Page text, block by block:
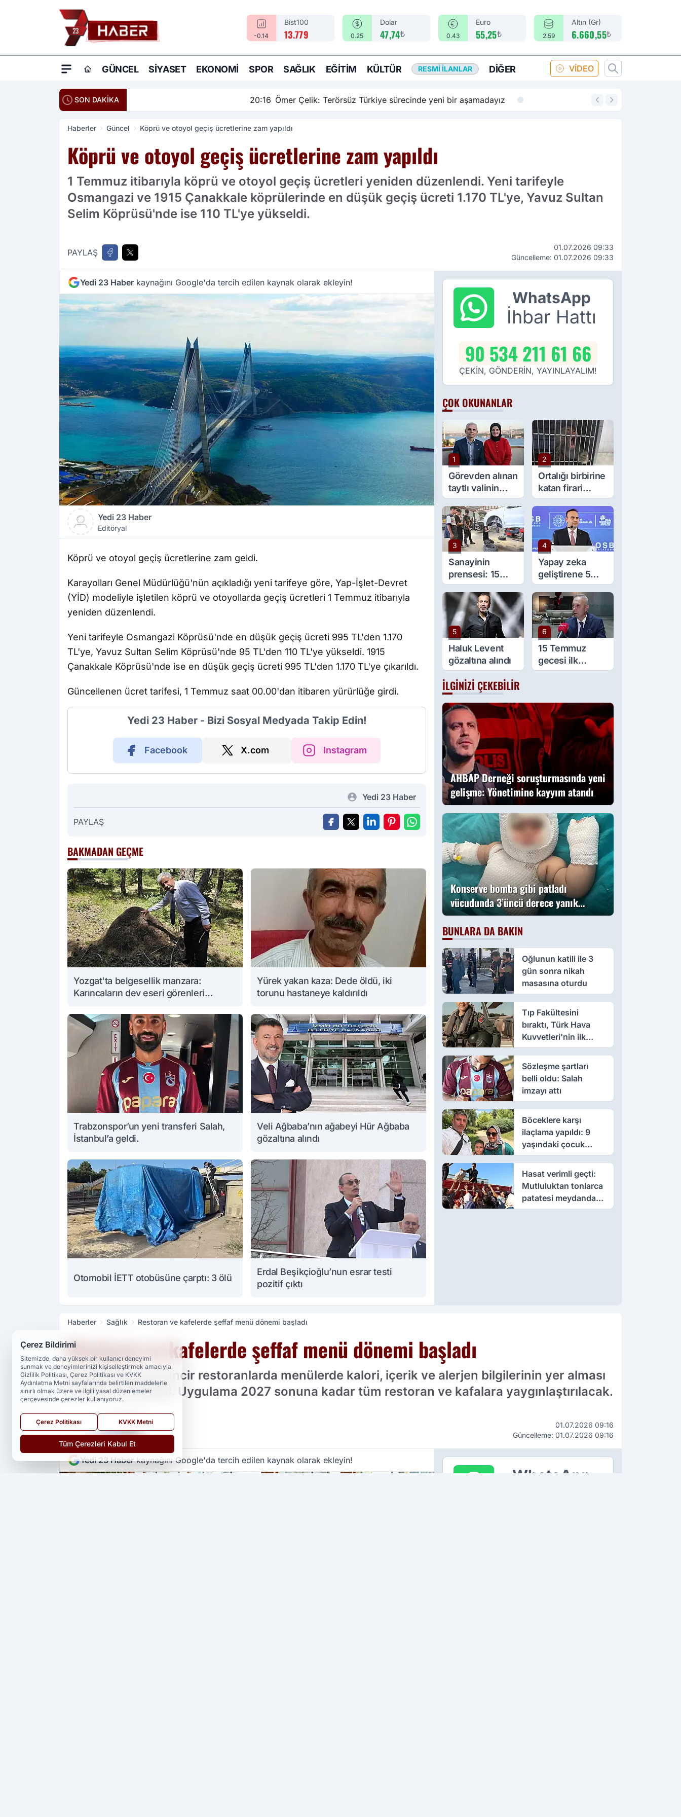
-0.14
Bist100
13.779 0.25
Dolar
47,74₺ 0.43
Euro
55,25₺ 2.59
Altın (Gr)
6.660,55₺
GÜNCEL SIYASET EKONOMI SPOR SAĞLIK EĞITIM KÜLTÜR RESMI İLANLAR DIĞER VİDEO
SON DAKİKA Ömer Çelik: Terörsüz Türkiye sürecinde yeni bir aşamadayız 14:18
Haberler Güncel Köprü ve otoyol geçiş ücretlerine zam yapıldı
Köprü ve otoyol geçiş ücretlerine zam yapıldı
1 Temmuz itibarıyla köprü ve otoyol geçiş ücretleri yeniden düzenlendi. Yeni tarifeyle
Osmangazi ve 1915 Çanakkale köprülerinde en düşük geçiş ücreti 1.170 TL'ye, Yavuz Sultan
Selim Köprüsü'nde ise 110 TL'ye yükseldi.
PAYLAŞ
01.07.2026 09:33
Güncelleme: 01.07.2026 09:33
Yedi 23 Haber kaynağını Google'da tercih edilen kaynak olarak ekleyin!
Yedi 23 Haber
Editöryal
Köprü ve otoyol geçiş ücretlerine zam geldi.
Karayolları Genel Müdürlüğü'nün açıkladığı yeni tarifeye göre, Yap-İşlet-Devret
(YİD) modeliyle işletilen köprü ve otoyollarda geçiş ücretleri 1 Temmuz itibarıyla
yeniden düzenlendi.
Yeni tarifeyle Osmangazi Köprüsü'nde en düşük geçiş ücreti 995 TL'den 1.170
TL'ye, Yavuz Sultan Selim Köprüsü'nde 95 TL'den 110 TL'ye yükseldi. 1915
Çanakkale Köprüsü'nde ise en düşük geçiş ücreti 995 TL'den 1.170 TL'ye çıkarıldı.
Güncellenen ücret tarifesi, 1 Temmuz saat 00.00'dan itibaren yürürlüğe girdi.
Yedi 23 Haber - Bizi Sosyal Medyada Takip Edin!
Facebook X.com Instagram
Yedi 23 Haber
PAYLAŞ
BAKMADAN GEÇME
Yozgat'ta belgesellik manzara:
Karıncaların dev eseri görenleri
Yürek yakan kaza: Dede öldü, iki
torunu hastaneye kaldırıldı
Trabzonspor’un yeni transferi Salah,
İstanbul’a geldi.
Veli Ağbaba’nın ağabeyi Hür Ağbaba
gözaltına alındı
Otomobil İETT otobüsüne çarptı: 3 ölü
Erdal Beşikçioğlu’nun esrar testi
pozitif çıktı
WhatsApp
İhbar Hattı
90 534 211 61 66
ÇEKİN, GÖNDERİN, YAYINLAYALIM!
ÇOK OKUNANLAR
1
Görevden alınan
taytlı valinin
eşine sürpriz
görev
2
Ortalığı birbirine
katan firari
maymun, kadını
yaraladı
3
Sanayinin
prensesi: 15
yaşında 5 çırağı
var
4
Yapay zeka
geliştirene 5
milyon lira kredi
desteği
5
Haluk Levent
gözaltına alındı
6
15 Temmuz
gecesi ilk
gözaltı talimatını
Ömer Faruk
Aydıner o anları
anlattı
İLGINIZI ÇEKEBILIR
AHBAP Derneği soruşturmasında yeni
gelişme: Yönetimine kayyım atandı
Konserve bomba gibi patladı
vücudunda 3’üncü derece yanık
oluştu
BUNLARA DA BAKIN
Oğlunun katili ile 3
gün sonra nikah
masasına oturdu
Tıp Fakültesini
bıraktı, Türk Hava
Kuvvetleri'nin ilk
kadın paşası oldu
Sözleşme şartları
belli oldu: Salah
imzayı attı
Böceklere karşı
ilaçlama yapıldı: 9
yaşındaki çocuk
öldü, annesi yoğun
bakımda
Hasat verimli geçti:
Mutluluktan tonlarca
patatesi meydanda
dağıttı
Haberler Sağlık Restoran ve kafelerde şeffaf menü dönemi başladı
Restoran ve kafelerde şeffaf menü dönemi başladı
Bugün itibarıyla zincir restoranlarda menülerde kalori, içerik ve alerjen bilgilerinin yer alması
zorunlu hale geldi. Uygulama 2027 sonuna kadar tüm restoran ve kafalara yaygınlaştırılacak.
PAYLAŞ
01.07.2026 09:16
Güncelleme: 01.07.2026 09:16
Yedi 23 Haberkaynağını Google'da tercih edilen kaynak olarak ekleyin!
WhatsApp
Çerez Bildirimi
Sitemizde, daha yüksek bir kullanıcı deneyimi
sunmak ve deneyimlerinizi kişiselleştirmek amacıyla,
Gizlilik Politikası, Çerez Politikası ve KVKK
Aydınlatma Metni sayfalarında belirtilen maddelerle
sınırlı olmak üzere ve ilgili yasal düzenlemeler
çerçevesinde çerezler kullanıyoruz.
Çerez Politikası KVKK Metni
Tüm Çerezleri Kabul Et